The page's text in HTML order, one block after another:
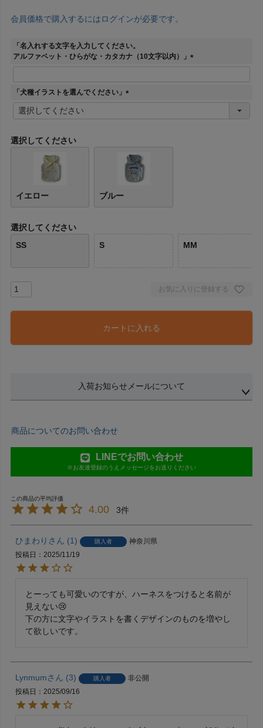
会員価格で購入するにはログインが必要です。
「名入れする文字を入力してください。
アルファベット・ひらがな・カタカナ（10文字以内）」
(
)
「犬種イラストを選んでください」
(
選択してください
イエロー ブルー
選択してください
SS
S MM
お気に入りに登録する
カートに入れる
入荷お知らせメールについて
商品についてのお問い合わせ
LINEでお問い合わせ
※お友達登録のうえメッセージをお送りください
4.00 3
ひまわり 1 購入者
神奈川県
投稿日
2025/11/19
とーっても可愛いのですが、ハーネスをつけると名前が
見えない😢
下の方に文字やイラストを書くデザインのものを増やし
て欲しいです。
Lynmum 3 購入者
非公開
投稿日
2025/09/16